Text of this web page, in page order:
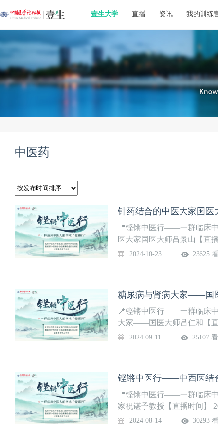
壹生大学 直播 资讯 我的训练
中医药
针药结合的中医大家国医
📍铿锵中医行——一群临床
医大家国医大师吕景山【直
论嘉宾】 牵头专家：赵进喜
2024-10-23 23625
糖尿病与肾病大家——国
📍铿锵中医行——一群临床
大家——国医大师吕仁和【直
论嘉宾】 牵头专家：赵进喜
2024-09-11 25107
铿锵中医行——中西医结
📍铿锵中医行——一群临床
家祝谌予教授【直播时间】
牵头专家：赵进喜 教授参会
2024-08-14 30293